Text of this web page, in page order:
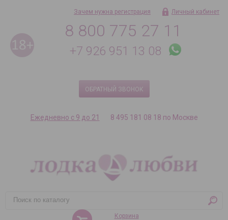
8 800 775 27 11
+7 926 951 13 08
ОБРАТНЫЙ ЗВОНОК
Зачем нужна регистрация Личный кабинет
Ежедневно с 9 до 21 8 495 181 08 18 по Москве
Корзина